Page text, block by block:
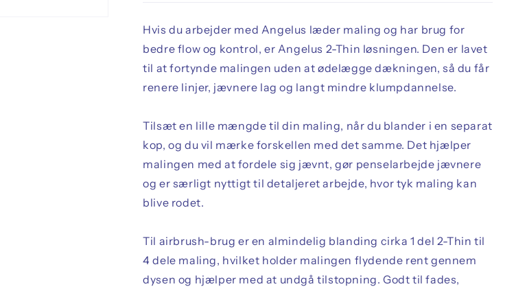
Hvis du arbejder med Angelus læder maling og har brug for
bedre flow og kontrol, er Angelus 2-Thin løsningen. Den er lavet
til at fortynde malingen uden at ødelægge dækningen, så du får
renere linjer, jævnere lag og langt mindre klumpdannelse.
Tilsæt en lille mængde til din maling, når du blander i en separat
kop, og du vil mærke forskellen med det samme. Det hjælper
malingen med at fordele sig jævnt, gør penselarbejde jævnere
og er særligt nyttigt til detaljeret arbejde, hvor tyk maling kan
blive rodet.
Til airbrush-brug er en almindelig blanding cirka 1 del 2-Thin til
4 dele maling, hvilket holder malingen flydende rent gennem
dysen og hjælper med at undgå tilstopning. Godt til fades,